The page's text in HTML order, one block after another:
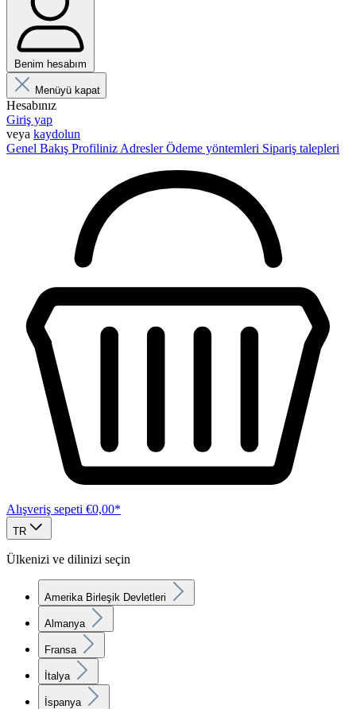
Benim hesabım
Menüyü kapat
Hesabınız
Giriş yap
veya kaydolun
Genel Bakış Profiliniz AdreslerÖdeme yöntemleri Sipariş talepleri
Alışveriş sepeti €0,00*
TR
Ülkenizi ve dilinizi seçin
Amerika Birleşik Devletleri
Almanya
Fransa
İtalya
İspanya